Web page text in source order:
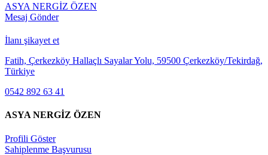
ASYA NERGİZ ÖZEN
Mesaj Gönder
İlanı şikayet et
Fatih, Çerkezköy Hallaçlı Sayalar Yolu, 59500 Çerkezköy/Tekirdağ,
Türkiye
0542 892 63 41
ASYA NERGİZ ÖZEN
Profili Göster
Sahiplenme Başvurusu